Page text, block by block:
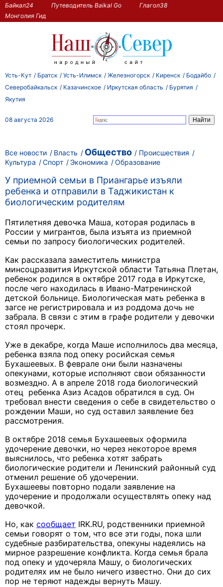
Байкал24 Путеводитель Baikal Go
Глагол38
Монголия Гид
Усть-Кут Братск Усть-Илимск Железногорск Киренск
Бодайбо
Северобайкальск
Казачинское Иркутская область
Бурятия
Якутия
08 августа 2026
Все новости Власть Общество
Происшествия
Культура
Спорт Экономика Образование
У приемной семьи в Приангарье изъяли
ребенка и отправили в Таджикистан к
биологическим родителям
Пятилетняя девочка Маша, которая родилась в
России у мигрантов, была изъята из приемной
семьи по запросу биологических родителей.
Как рассказала заместитель министра
минсоцразвития Иркутской области Татьяна Плетан,
ребенок родился в октябре 2017 года в Иркутске,
после чего находилась в Ивано-Матренинской
детской больнице. Биологическая мать ребенка в
загсе не регистрировала и из роддома дочь не
забрала. В связи с этим в графе родители у девочки
стоял прочерк.
Уже в декабре, когда Маше исполнилось два месяца,
ребенка взяла под опеку росийская семья
Бухашеевых. В феврале они были назначены
опекунами, которые исполняют свои обязанности
возмездно. А в апреле 2018 года биологический
отец ребенка Азиз Асадов обратился в суд. Он
требовал внести сведения о себе в свидетельство о
рождении Маши, но суд оставил заявление без
рассмотрения.
В октябре 2018 семья Бухашеевых оформила
удочерение девочки, но через некоторое время
выяснилось, что ребенка хотят забрать
биологические родители и Ленинский районный суд
отменил решение об удочерении.
Бухашеевы повторно подали заявление на
удочерение и продолжали осуществлять опеку над
девочкой.
Но, как сообщает IRK.RU, родственники приемной
семьи говорят о том, что все эти годы, пока шли
судебные разбирательства, опекуны надеялись на
мирное разрешение конфликта. Когда семья брала
под опеку и удочеряла Машу, о биологических
родителях им не было ничего известно. Они до сих
пор не теряют надежды вернуть Машу.